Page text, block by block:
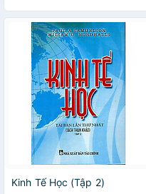
Kinh Tế Học (Tập 2)